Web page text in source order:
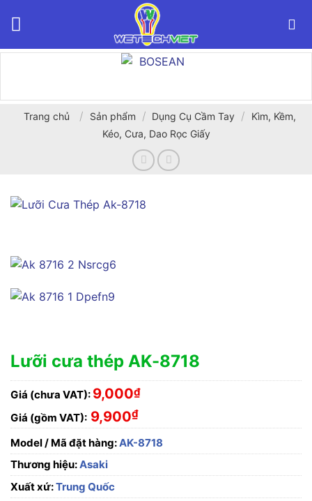
Trang chủ / Sản phẩm / Dụng Cụ Cầm Tay /
Kìm, Kềm,
Kéo, Cưa, Dao Rọc Giấy
Lưỡi cưa thép AK-8718
Giá (chưa VAT): 9,000₫
Giá (gồm VAT): 9,900₫
Model / Mã đặt hàng:AK-8718
Thương hiệu:Asaki
Xuất xứ:Trung Quốc